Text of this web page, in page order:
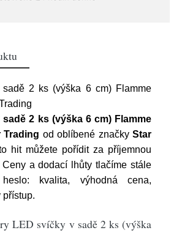
2 ks (výška 6 cm) Flamme
2 ks (výška 6 cm) Flamme
Trading od oblíbené značkyStar
hit můžete pořídit za příjemnou
Ceny a dodací lhůty tlačíme stále
kvalita, výhodná cena,
přístup.
LED svíčky v sadě 2 ks (výška